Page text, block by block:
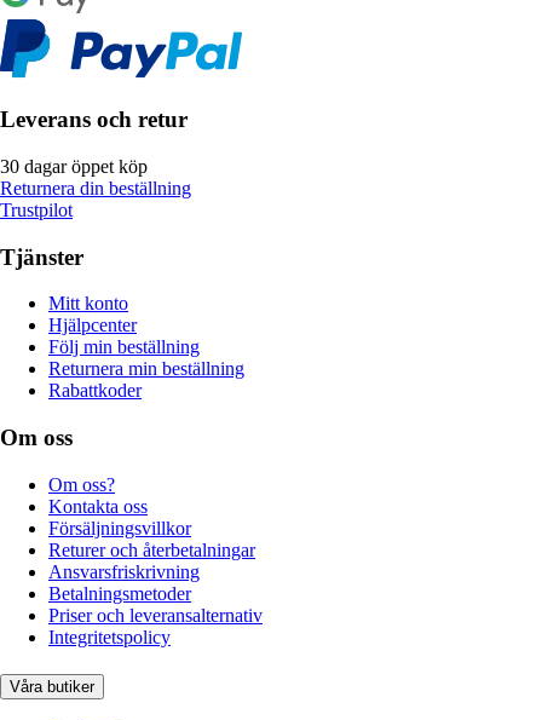
Leverans och retur
30 dagar öppet köp
Returnera din beställning
Trustpilot
Tjänster
Mitt konto
Hjälpcenter
Följ min beställning
Returnera min beställning
Rabattkoder
Om oss
Om oss?
Kontakta oss
Försäljningsvillkor
Returer och återbetalningar
Ansvarsfriskrivning
Betalningsmetoder
Priser och leveransalternativ
Integritetspolicy
Våra butiker